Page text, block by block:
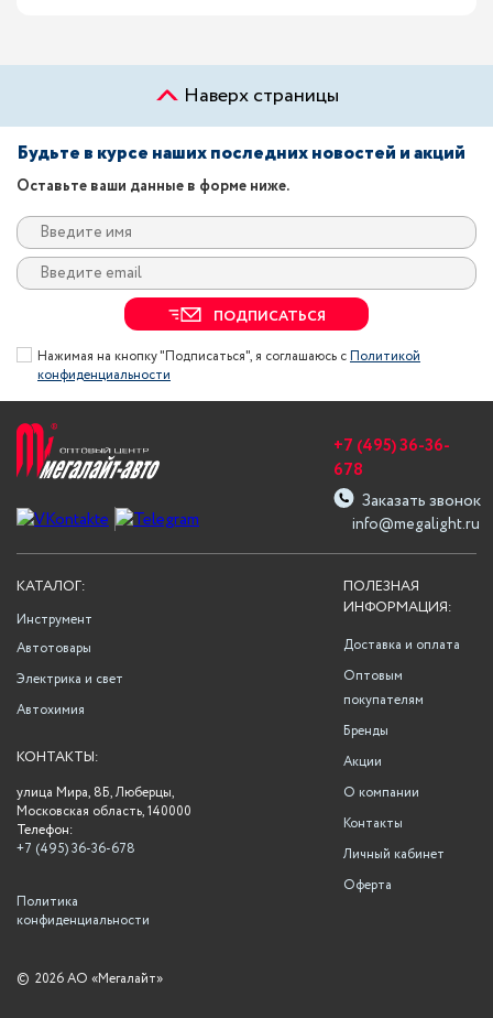
Наверх страницы
Будьте в курсе наших последних новостей и акций
Оставьте ваши данные в форме ниже.
ПОДПИСАТЬСЯ
Нажимая на кнопку "Подписаться", я соглашаюсь сПолитикой
конфиденциальности
info@megalight.ru
+7 (495) 36-36-
678
Заказать звонок
ПОЛЕЗНАЯ
ИНФОРМАЦИЯ:
Доставка и оплата
Оптовым
покупателям
Бренды
Акции
О компании
Контакты
Личный кабинет
Оферта
КАТАЛОГ:
Инструмент
Автотовары
Электрика и свет
Автохимия
КОНТАКТЫ:
улица Мира, 8Б, Люберцы,
Московская область, 140000
Телефон:
+7 (495) 36-36-678
Политика
конфиденциальности
© 2026 АО «Мегалайт»